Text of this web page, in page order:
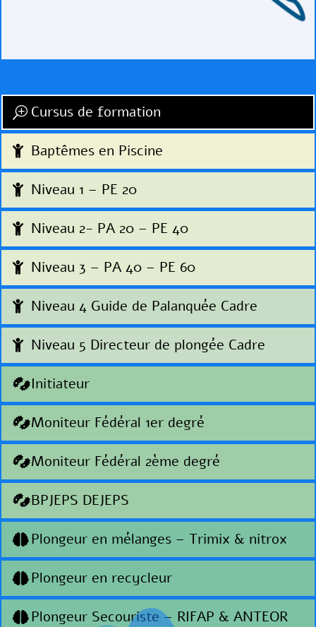
Cursus de formation
Baptêmes en Piscine
Niveau 1 – PE 20
Niveau 2- PA 20 – PE 40
Niveau 3 – PA 40 – PE 60
Niveau 4 Guide de Palanquée Cadre
Niveau 5 Directeur de plongée Cadre
Initiateur
Moniteur Fédéral 1er degré
Moniteur Fédéral 2ème degré
BPJEPS DEJEPS
Plongeur en mélanges – Trimix & nitrox
Plongeur en recycleur
Plongeur Secouriste – RIFAP & ANTEOR